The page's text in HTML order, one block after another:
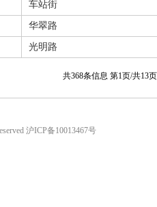
车站街
华翠路
光明路
共368条信息 第1页/共13
沪ICP备10013467号